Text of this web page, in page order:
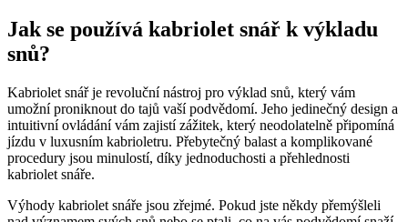
Jak se používá kabriolet snář k výkladu
snů?
Kabriolet snář je revoluční nástroj pro výklad snů, který vám
umožní proniknout do tajů vaší podvědomí. Jeho jedinečný design a
intuitivní ovládání vám zajistí zážitek, který neodolatelně připomíná
jízdu v luxusním kabrioletru. Přebytečný balast a komplikované
procedury jsou minulostí, díky jednoduchosti a přehlednosti
kabriolet snáře.
Výhody kabriolet snáře jsou zřejmé. Pokud jste někdy přemýšleli